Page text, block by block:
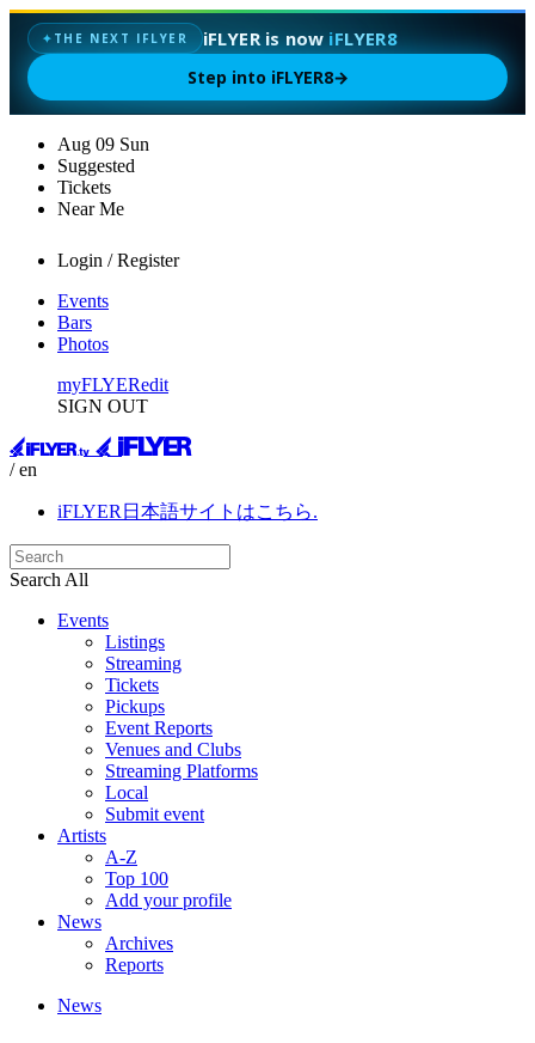
✦ THE NEXT IFLYER iFLYER is nowiFLYER8
Step into iFLYER8→
Aug 09 Sun
Suggested
Tickets
Near Me
Login / Register
Events
Bars
Photos
myFLYERedit
SIGN OUT
/ en
iFLYER日本語サイトはこちら.
Search All
Events
Listings
Streaming
Tickets
Pickups
Event Reports
Venues and Clubs
Streaming Platforms
Local
Submit event
Artists
A-Z
Top 100
Add your profile
News
Archives
Reports
News